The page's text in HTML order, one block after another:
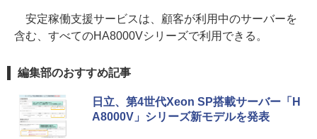
安定稼働支援サービスは、顧客が利用中のサーバーを
含む、すべてのHA8000Vシリーズで利用できる。
編集部のおすすめ記事
日立、第4世代Xeon SP搭載サーバー「H
A8000V」シリーズ新モデルを発表